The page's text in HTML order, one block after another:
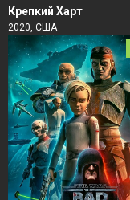
Крепкий Харт
2020, США